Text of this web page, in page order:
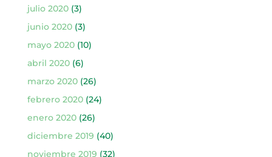
julio 2020(3)
junio 2020(3)
mayo 2020(10)
abril 2020(6)
marzo 2020(26)
febrero 2020(24)
enero 2020(26)
diciembre 2019 (40)
noviembre 2019 (32)